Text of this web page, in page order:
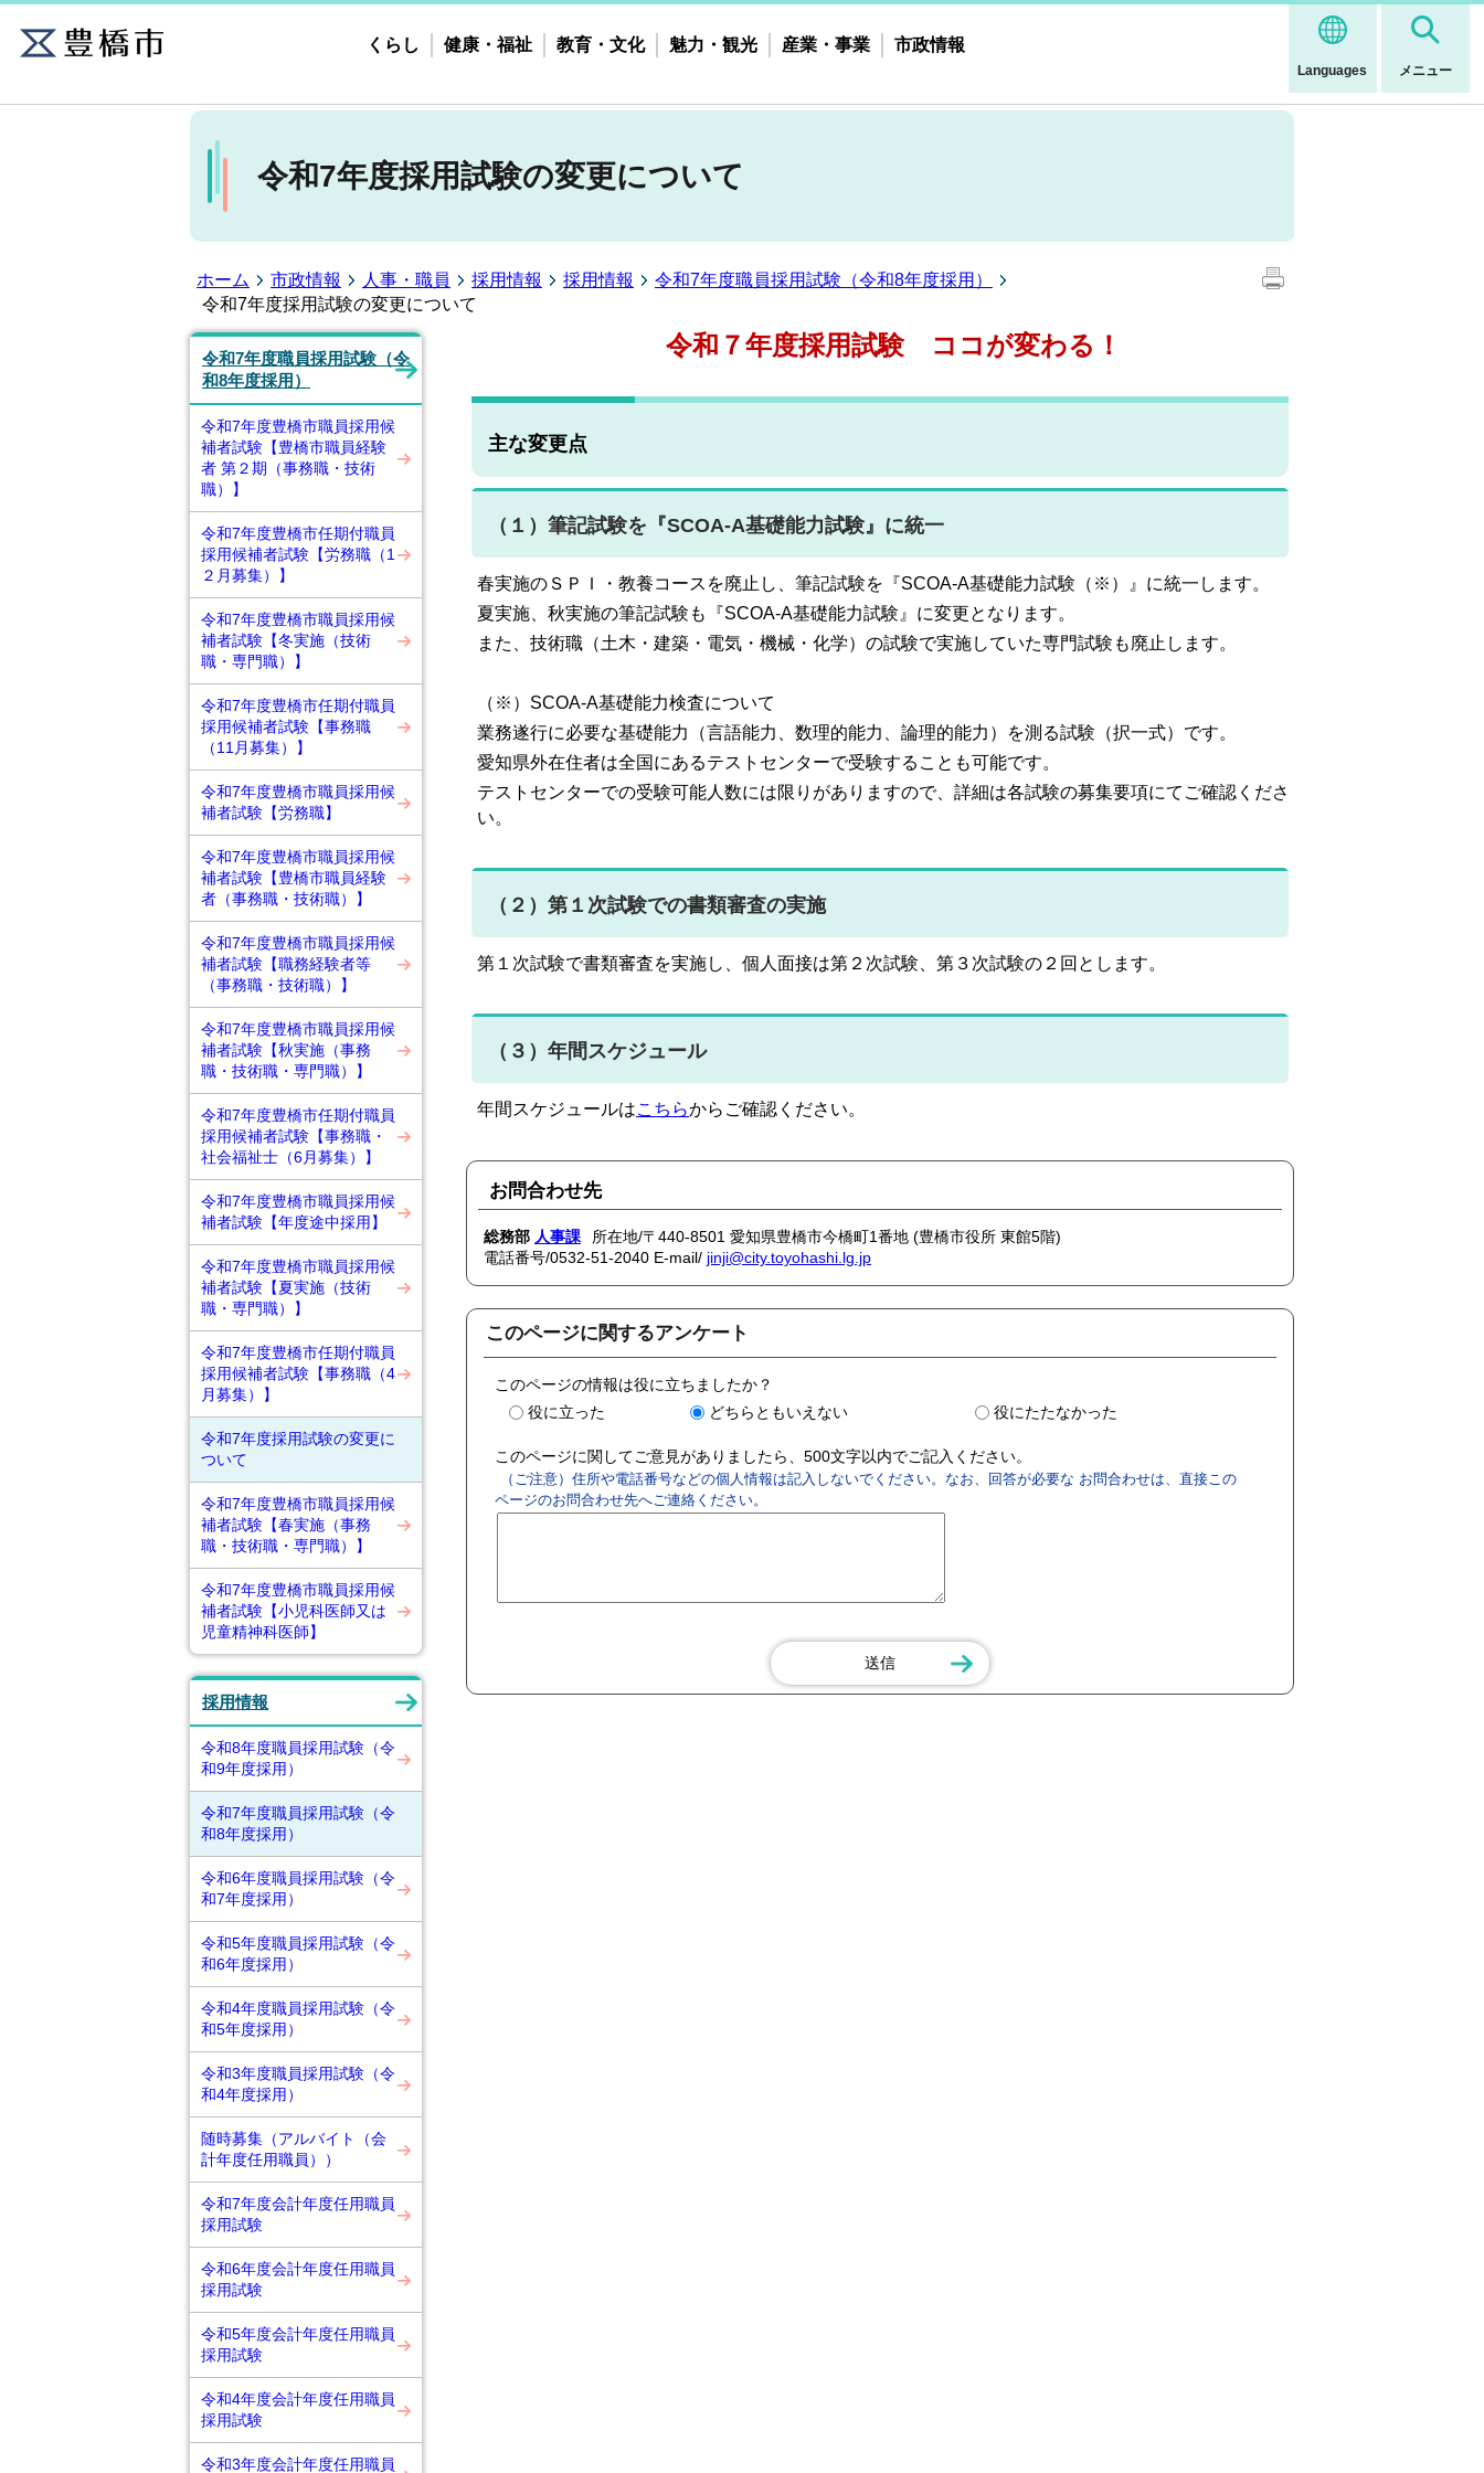
Languages メニュー
くらし 健康・福祉 教育・文化 魅力・観光 産業・事業 市政情報
令和7年度採用試験の変更について
ホーム 市政情報 人事・職員 採用情報 採用情報
令和7年度職員採用試験（令和8年度採用）
令和7年度採用試験の変更について
令和7年度職員採用試験（令
和8年度採用）
令和7年度豊橋市職員採用候
補者試験【豊橋市職員経験
者 第２期（事務職・技術
職）】
令和7年度豊橋市任期付職員
採用候補者試験【労務職（1
２月募集）】
令和7年度豊橋市職員採用候
補者試験【冬実施（技術
職・専門職）】
令和7年度豊橋市任期付職員
採用候補者試験【事務職
（11月募集）】
令和7年度豊橋市職員採用候
補者試験【労務職】
令和7年度豊橋市職員採用候
補者試験【豊橋市職員経験
者（事務職・技術職）】
令和7年度豊橋市職員採用候
補者試験【職務経験者等
（事務職・技術職）】
令和7年度豊橋市職員採用候
補者試験【秋実施（事務
職・技術職・専門職）】
令和7年度豊橋市任期付職員
採用候補者試験【事務職・
社会福祉士（6月募集）】
令和7年度豊橋市職員採用候
補者試験【年度途中採用】
令和7年度豊橋市職員採用候
補者試験【夏実施（技術
職・専門職）】
令和7年度豊橋市任期付職員
採用候補者試験【事務職（4
月募集）】
令和7年度採用試験の変更に
ついて
令和7年度豊橋市職員採用候
補者試験【春実施（事務
職・技術職・専門職）】
令和7年度豊橋市職員採用候
補者試験【小児科医師又は
児童精神科医師】
採用情報
令和8年度職員採用試験（令
和9年度採用）
令和7年度職員採用試験（令
和8年度採用）
令和6年度職員採用試験（令
和7年度採用）
令和5年度職員採用試験（令
和6年度採用）
令和4年度職員採用試験（令
和5年度採用）
令和3年度職員採用試験（令
和4年度採用）
随時募集（アルバイト（会
計年度任用職員））
令和7年度会計年度任用職員
採用試験
令和6年度会計年度任用職員
採用試験
令和5年度会計年度任用職員
採用試験
令和4年度会計年度任用職員
採用試験
令和3年度会計年度任用職員
令和７年度採用試験 ココが変わる！
主な変更点
（１）筆記試験を『SCOA-A基礎能力試験』に統一
春実施のＳＰＩ・教養コースを廃止し、筆記試験を『SCOA-A基礎能力試験（※）』に統一します。
夏実施、秋実施の筆記試験も『SCOA-A基礎能力試験』に変更となります。
また、技術職（土木・建築・電気・機械・化学）の試験で実施していた専門試験も廃止します。
（※）SCOA-A基礎能力検査について
業務遂行に必要な基礎能力（言語能力、数理的能力、論理的能力）を測る試験（択一式）です。
愛知県外在住者は全国にあるテストセンターで受験することも可能です。
テストセンターでの受験可能人数には限りがありますので、詳細は各試験の募集要項にてご確認くださ
い。
（２）第１次試験での書類審査の実施
第１次試験で書類審査を実施し、個人面接は第２次試験、第３次試験の２回とします。
（３）年間スケジュール
年間スケジュールはこちらからご確認ください。
お問合わせ先
総務部 人事課
所在地/〒440-8501 愛知県豊橋市今橋町1番地 (豊橋市役所 東館5階)
電話番号/0532-51-2040 E-mail/ jinji@city.toyohashi.lg.jp
このページに関するアンケート
このページの情報は役に立ちましたか？
役に立った
どちらともいえない 役にたたなかった
このページに関してご意見がありましたら、500文字以内でご記入ください。
（ご注意）住所や電話番号などの個人情報は記入しないでください。なお、回答が必要な お問合わせは、直接この
ページのお問合わせ先へご連絡ください。